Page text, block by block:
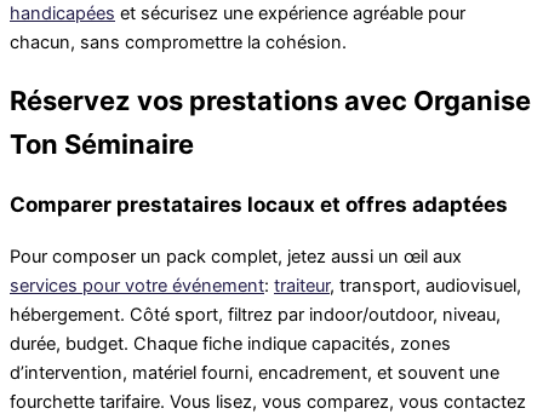
handicapées et sécurisez une expérience agréable pour
chacun, sans compromettre la cohésion.
Réservez vos prestations avec Organise
Ton Séminaire
Comparer prestataires locaux et offres adaptées
Pour composer un pack complet, jetez aussi un œil aux
services pour votre événement: traiteur, transport, audiovisuel,
hébergement. Côté sport, filtrez par indoor/outdoor, niveau,
durée, budget. Chaque fiche indique capacités, zones
d’intervention, matériel fourni, encadrement, et souvent une
fourchette tarifaire. Vous lisez, vous comparez, vous contactez